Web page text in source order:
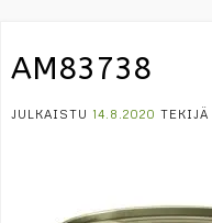
AM83738
JULKAISTU 14.8.2020 TEKIJÄ